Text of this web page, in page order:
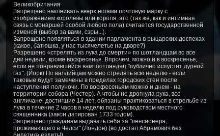
Великобритания
Запрещено наклеивать вверх ногами почтовую марку с
изображением королевы или короля, это (так же, как и интимная
связь с монаршей особой любого пола) считается государственной
изменой (выбор за вами, сэры...).
Запрещено появляться в здании парламента в рыцарских доспехах
(какое, батюшка, у нас тысячелетье на дворе?)
Разрешено «стрелять из лука до смерти» по шотландцам во все
дни недели, кроме воскресенья. Впрочем, можно и в воскресенье,
если не понравившийся вам шотландец "публично испустит дурной
газ". (Йорк) По валлийцам можно стрелять всю неделю - если
таковые будут замечены в пределах городских стен после
наступления полуночи. По воскресеньям можно и днем - на
территории собора (Честер). А чтобы не дрогнула рука, все
англичане, достигшие 14 лет, обязаны практиковаться в стрельбе из
лука в течение 2 часов в неделю под руководством местного
священника (закон датирован 1733 годом).
Запрещено гражданам выдавать себя за "пенсионера,
проживающего в Челси" (Лондон) (во достал Абрамович без